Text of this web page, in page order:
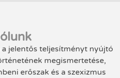
jelentős teljesítményt nyújtó
megismertetése,
erőszak és a szexizmus